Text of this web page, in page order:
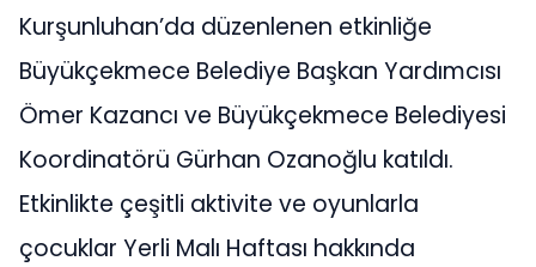
Kurşunluhan’da düzenlenen etkinliğe
Büyükçekmece Belediye Başkan Yardımcısı
Ömer Kazancı ve Büyükçekmece Belediyesi
Koordinatörü Gürhan Ozanoğlu katıldı.
Etkinlikte çeşitli aktivite ve oyunlarla
çocuklar Yerli Malı Haftası hakkında